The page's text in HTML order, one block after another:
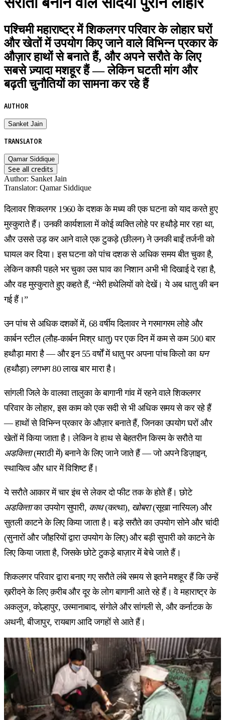
पश्चिमी महाराष्ट्र में शिकलगर परिवार के लोहार घरों
और खेतों में उपयोग किए जाने वाले विभिन्न प्रकार के
औज़ार हाथों से बनाते हैं, और अपने सरौते के लिए
सबसे ज़्यादा मशहूर हैं — लेकिन घटती मांग और
बढ़ती चुनौतियों का सामना कर रहे हैं
AUTHOR
Sanket Jain
TRANSLATOR
Qamar Siddique
See all credits
Author: Sanket Jain
Translator: Qamar Siddique
दिलावर शिकलगर 1960 के दशक के मध्य की एक घटना को याद करते हुए
मुस्कुराते हैं। उनकी कार्यशाला में कोई व्यक्ति लोहे पर हथौड़े मार रहा था,
और उससे उड़ कर आने वाले एक टुकड़े (छीलन) ने उनकी बाईं तर्जनी को
घायल कर दिया। इस घटना को पांच दशक से अधिक समय बीत चुका है,
लेकिन काफी पहले भर चुका उस घाव का निशान अभी भी दिखाई दे रहा है,
और वह मुस्कुराते हुए कहते हैं, “मेरी हथेलियों को देखें। ये अब धातु की बन
गई हैं।”
उन पांच से अधिक दशकों में, 68 वर्षीय दिलावर ने गरमागरम लोहे और
कार्बन स्टील (लौह-कार्बन मिश्र धातु) पर एक दिन में कम से कम 500 बार
हथौड़ा मारा है — और इन 55 वर्षों में धातु पर अपना पांच किलो का घन
(हथौड़ा) लगभग 80 लाख बार मारा है।
सांगली जिले के वालवा तालुका के बागानी गांव में रहने वाले शिकलगर
परिवार के लोहार, इस काम को एक सदी से भी अधिक समय से कर रहे हैं
— हाथों से विभिन्न प्रकार के औज़ार बनाते हैं, जिनका उपयोग घरों और
खेतों में किया जाता है। लेकिन वे हाथ से बेहतरीन किस्म के सरौते या
अडकित्ता(मराठी में) बनाने के लिए जाने जाते हैं — जो अपने डिज़ाइन,
स्थायित्व और धार में विशिष्ट हैं।
ये सरौते आकार में चार इंच से लेकर दो फीट तक के होते हैं। छोटे
अडकित्ताका उपयोग सुपारी, काथ(कत्था), खोबरा(सूखा नारियल) और
सुतली काटने के लिए किया जाता है। बड़े सरौते का उपयोग सोने और चांदी
(सुनारों और जौहरियों द्वारा उपयोग के लिए) और बड़ी सुपारी को काटने के
लिए किया जाता है, जिसके छोटे टुकड़े बाज़ार में बेचे जाते हैं।
शिकलगर परिवार द्वारा बनाए गए सरौते लंबे समय से इतने मशहूर हैं कि उन्हें
ख़रीदने के लिए क़रीब और दूर के लोग बागानी आते रहे हैं। वे महाराष्ट्र के
अकलुज, कोल्हापुर, उस्मानाबाद, संगोले और सांगली से, और कर्नाटक के
अथनी, बीजापुर, रायबाग आदि जगहों से आते हैं।